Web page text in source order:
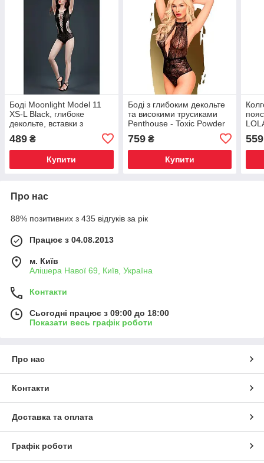
Боді Moonlight Model 11
XS-L Black, глибоке
декольте, вставки з
імітація т, Київ
489 ₴
Купити
Боді з глибоким декольте
та високими трусиками
Penthouse - Toxic Powder
759₴
Купити
559
Про нас
88% позитивних з 435 відгуків за рік
Працює з 04.08.2013
м. Київ
Алішера Навої 69, Київ, Україна
Контакти
Сьогодні працює з 09:00 до 18:00
Показати весь графік роботи
Про нас
Контакти
Доставка та оплата
Графік роботи